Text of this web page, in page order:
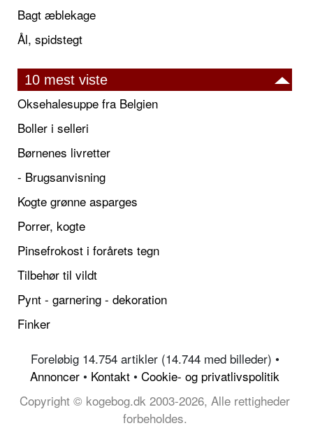
Bagt æblekage
Ål, spidstegt
10 mest viste
Oksehalesuppe fra Belgien
Boller i selleri
Børnenes livretter
- Brugsanvisning
Kogte grønne asparges
Porrer, kogte
Pinsefrokost i forårets tegn
Tilbehør til vildt
Pynt - garnering - dekoration
Finker
Foreløbig 14.754 artikler (14.744 med billeder) •
Annoncer • Kontakt • Cookie- og privatlivspolitik
Copyright © kogebog.dk 2003-2026, Alle rettigheder
forbeholdes.